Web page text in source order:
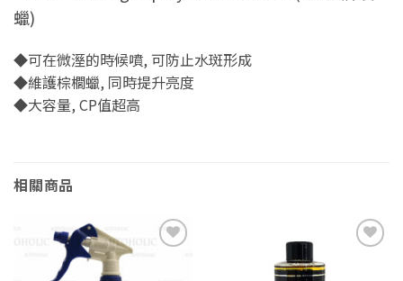
蠟)
◆可在微溼的時候噴, 可防止水斑形成
◆維護棕櫚蠟, 同時提升亮度
◆大容量, CP值超高
相關商品